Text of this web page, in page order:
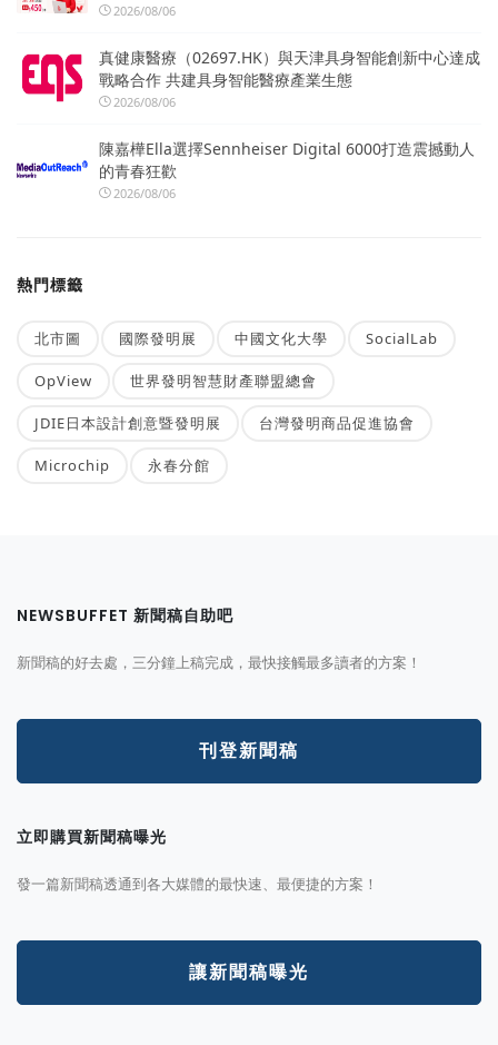
2026/08/06
真健康醫療（02697.HK）與天津具身智能創新中心達成
戰略合作 共建具身智能醫療產業生態
2026/08/06
陳嘉樺Ella選擇Sennheiser Digital 6000打造震撼動人
的青春狂歡
2026/08/06
熱門標籤
北市圖 國際發明展 中國文化大學 SocialLab
OpView 世界發明智慧財產聯盟總會
JDIE日本設計創意暨發明展 台灣發明商品促進協會
Microchip 永春分館
NEWSBUFFET 新聞稿自助吧
新聞稿的好去處，三分鐘上稿完成，最快接觸最多讀者的方案！
刊登新聞稿
立即購買新聞稿曝光
發一篇新聞稿透通到各大媒體的最快速、最便捷的方案！
讓新聞稿曝光